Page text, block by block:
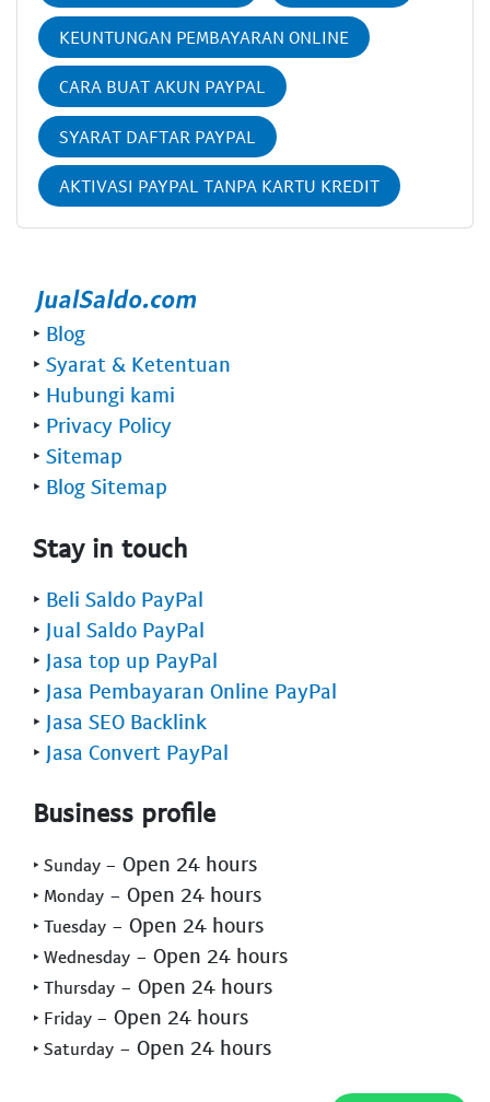
KEUNTUNGAN PEMBAYARAN ONLINE
CARA BUAT AKUN PAYPAL
SYARAT DAFTAR PAYPAL
AKTIVASI PAYPAL TANPA KARTU KREDIT
‣ Blog
‣ Syarat & Ketentuan
‣ Hubungi kami
‣ Privacy Policy
‣ Sitemap
‣ Blog Sitemap
Stay in touch
‣ Beli Saldo PayPal
‣ Jual Saldo PayPal
‣ Jasa top up PayPal
‣ Jasa Pembayaran Online PayPal
‣ Jasa SEO Backlink
‣ Jasa Convert PayPal
Business profile
‣ Sunday - Open 24 hours
‣ Monday - Open 24 hours
‣ Tuesday - Open 24 hours
‣ Wednesday - Open 24 hours
‣ Thursday - Open 24 hours
‣ Friday - Open 24 hours
‣ Saturday - Open 24 hours